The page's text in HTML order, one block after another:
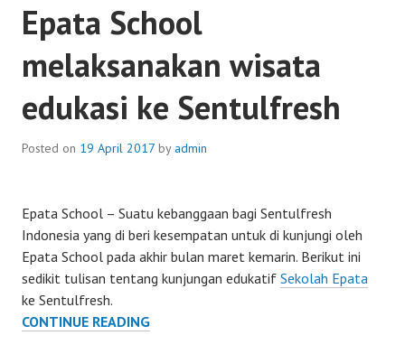
Epata School
melaksanakan wisata
edukasi ke Sentulfresh
Posted on 19 April 2017 by admin
Epata School – Suatu kebanggaan bagi Sentulfresh
Indonesia yang di beri kesempatan untuk di kunjungi oleh
Epata School pada akhir bulan maret kemarin. Berikut ini
sedikit tulisan tentang kunjungan edukatif Sekolah Epata
ke Sentulfresh.
CONTINUE READINGEPATA